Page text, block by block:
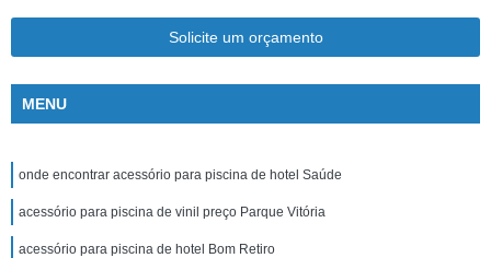
Solicite um orçamento
MENU
onde encontrar acessório para piscina de hotel Saúde
acessório para piscina de vinil preço Parque Vitória
acessório para piscina de hotel Bom Retiro